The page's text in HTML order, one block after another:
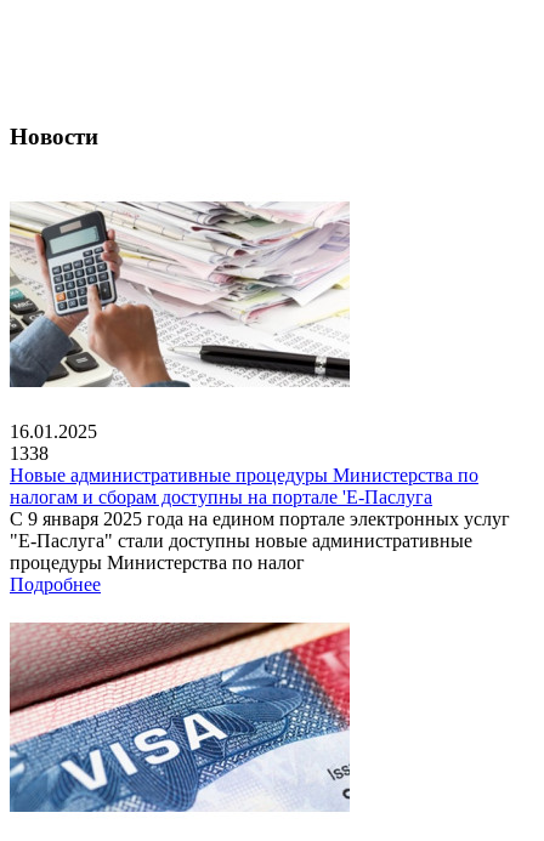
Новости
16.01.2025
1338
Новые административные процедуры Министерства по
налогам и сборам доступны на портале 'Е-Паслуга
С 9 января 2025 года на едином портале электронных услуг
"Е-Паслуга" стали доступны новые административные
процедуры Министерства по налог
Подробнее